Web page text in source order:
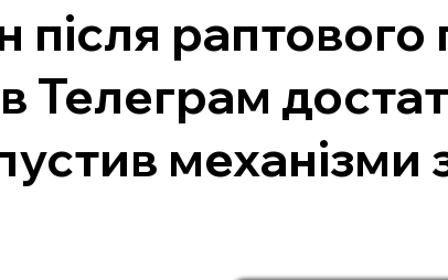
після
Телеграм
механізми